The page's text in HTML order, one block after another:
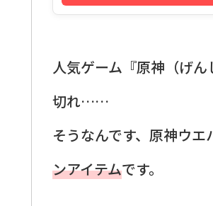
人気ゲーム『原神（げ
切れ……
そうなんです、原神ウ
ンアイテムです。